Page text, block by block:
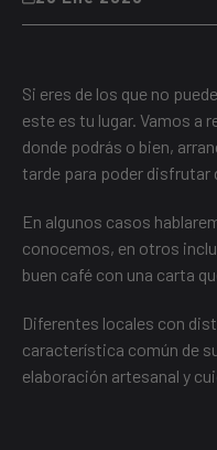
Si eres de los que no
este es tu lugar. Vamos a
donde podrás o bien,
tarde para poder disfrutar
En algunos casos
conocemos, en otros
buen café con una carta
Diferentes locales con
característica común de
elaboración artesanal y